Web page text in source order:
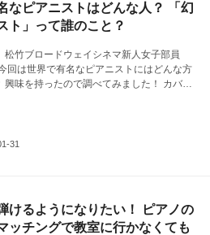
なピアニストはどんな人？ 「幻
ト」って誰のこと？
松竹ブロードウェイシネマ新人女子部員
回は世界で有名なピアニストにはどんな方
興味を持ったので調べてみました！ カバー
2 Pianos 4 Hands』より©2 Pianos 4
けるようになりたい！ ピアノの
ッチングで教室に行かなくても